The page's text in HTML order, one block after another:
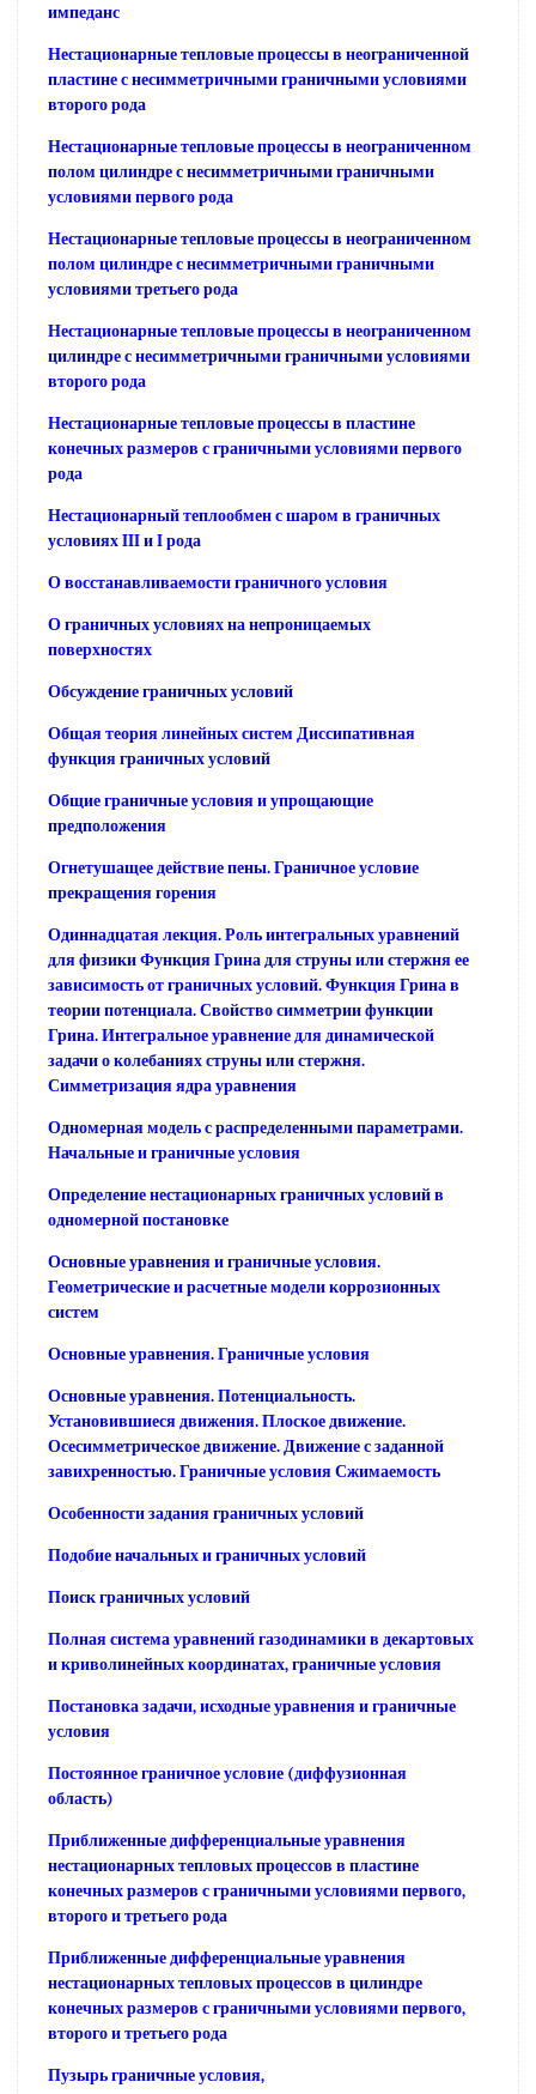
импеданс
Нестационарные тепловые процессы в неограниченной
пластине с несимметричными граничными условиями
второго рода
Нестационарные тепловые процессы в неограниченном
полом цилиндре с несимметричными граничными
условиями первого рода
Нестационарные тепловые процессы в неограниченном
полом цилиндре с несимметричными граничными
условиями третьего рода
Нестационарные тепловые процессы в неограниченном
цилиндре с несимметричными граничными условиями
второго рода
Нестационарные тепловые процессы в пластине
конечных размеров с граничными условиями первого
рода
Нестационарный теплообмен с шаром в граничных
условиях III и I рода
О восстанавливаемости граничного условия
О граничных условиях на непроницаемых
поверхностях
Обсуждение граничных условий
Общая теория линейных систем Диссипативная
функция граничных условий
Общие граничные условия и упрощающие
предположения
Огнетушащее действие пены. Граничное условие
прекращения горения
Одиннадцатая лекция. Роль интегральных уравнений
для физики Функция Грина для струны или стержня ее
зависимость от граничных условий. Функция Грина в
теории потенциала. Свойство симметрии функции
Грина. Интегральное уравнение для динамической
задачи о колебаниях струны или стержня.
Симметризация ядра уравнения
Одномерная модель с распределенными параметрами.
Начальные и граничные условия
Определение нестационарных граничных условий в
одномерной постановке
Основные уравнения и граничные условия.
Геометрические и расчетные модели коррозионных
систем
Основные уравнения. Граничные условия
Основные уравнения. Потенциальность.
Установившиеся движения. Плоское движение.
Осесимметрическое движение. Движение с заданной
завихренностью. Граничные условия Сжимаемость
Особенности задания граничных условий
Подобие начальных и граничных условий
Поиск граничных условий
Полная система уравнений газодинамики в декартовых
и криволинейных координатах, граничные условия
Постановка задачи, исходные уравнения и граничные
условия
Постоянное граничное условие (диффузионная
область)
Приближенные дифференциальные уравнения
нестационарных тепловых процессов в пластине
конечных размеров с граничными условиями первого,
второго и третьего рода
Приближенные дифференциальные уравнения
нестационарных тепловых процессов в цилиндре
конечных размеров с граничными условиями первого,
второго и третьего рода
Пузырь граничные условия,